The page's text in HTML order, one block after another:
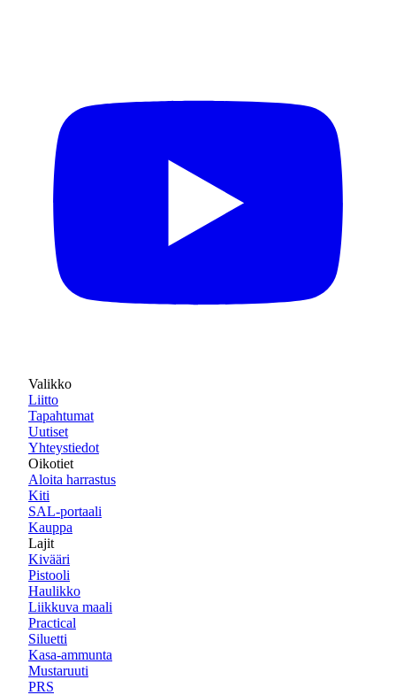
Valikko
Liitto
Tapahtumat
Uutiset
Yhteystiedot
Oikotiet
Aloita harrastus
Kiti
SAL-portaali
Kauppa
Lajit
Kivääri
Pistooli
Haulikko
Liikkuva maali
Practical
Siluetti
Kasa-ammunta
Mustaruuti
PRS